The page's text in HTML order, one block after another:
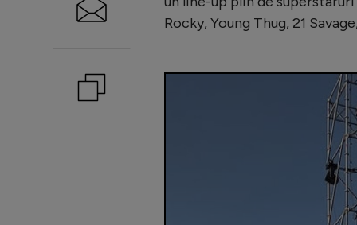
Rocky, Young Thug, 21